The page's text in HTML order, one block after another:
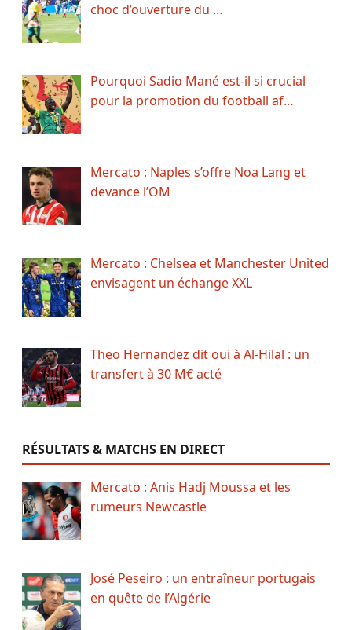
choc d’ouverture du …
Pourquoi Sadio Mané est-il si crucial
pour la promotion du football af…
Mercato : Naples s’offre Noa Lang et
devance l’OM
Mercato : Chelsea et Manchester United
envisagent un échange XXL
Theo Hernandez dit oui à Al-Hilal : un
transfert à 30 M€ acté
RÉSULTATS & MATCHS EN DIRECT
Mercato : Anis Hadj Moussa et les
rumeurs Newcastle
José Peseiro : un entraîneur portugais
en quête de l’Algérie